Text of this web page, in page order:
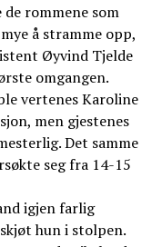
rommene som
å stramme opp,
Øyvind Tjelde
omgangen.
vertenes Karoline
men gjestenes
Det samme
seg fra 14-15
igjen farlig
hun i stolpen.